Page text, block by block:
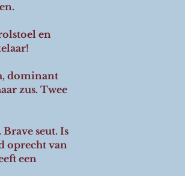
en
dominant
zus. Twee
seut. Is
oprecht van
een